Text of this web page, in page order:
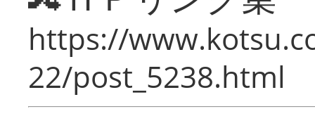
https://
22/post_5238.html